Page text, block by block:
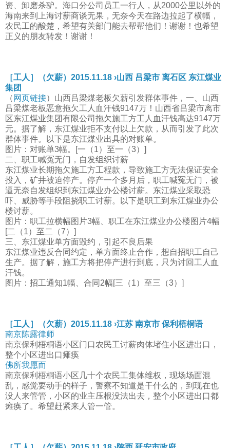
资、卸磨杀驴。海口分公司员工一行人，从2000公里以外的
海南来到上海讨薪商谈无果，无奈今天在路边拉起了横幅，
农民工的酸楚，希望有关部门能去帮帮他们！谢谢！也希望
正义的朋友转发！谢谢！
［工人］（欠薪）2015.11.18 ›山西 吕梁市 离石区 东江煤业
集团
（ 网页链接）山西吕梁煤老板欠薪引发群体事件，一、山西
吕梁煤老板恶意拖欠工人血汗钱9147万！山西省吕梁市离市
区东江煤业集团有限公司拖欠施工方工人血汗钱高达9147万
元。据了解，东江煤业拒不支付以上欠款，从而引发了此次
群体事件。以下是东江煤业出具的对账单。
图片：对账单3幅。[一（1）至一（3）]
二、职工喊冤无门，自发组织讨薪
东江煤业长期拖欠施工方工程款，导致施工方无法保证安全
投入，矿井被迫停产。停产一个多月后，职工喊冤无门，被
逼无奈自发组织到东江煤业办公楼讨薪。东江煤业采取恐
吓、威胁等手段阻挠职工讨薪。以下是职工到东江煤业办公
楼讨薪。
图片：职工拉横幅图片3幅、职工在东江煤业办公楼图片4幅
[二（1）至二（7）]
三、东江煤业单方面毁约，引起不良后果
东江煤业违反合同约定，单方面终止合作，想自招职工自己
生产。据了解，施工方将把停产进行到底，只为讨回工人血
汗钱。
图片：招工通知1幅、合同2幅[三（1）至三（3）]
［工人］（欠薪）2015.11.18 ›江苏 南京市 保利梧桐语
南京陈露律师
南京保利梧桐语小区门口农民工讨薪肉体堵住小区进出口，
整个小区进出口瘫痪
佛所我愿而
南京保利梧桐语小区几十个农民工集体维权，现场场面混
乱，感觉要动手的样子，警察不知道是干什么的，到现在也
没人来管管，小区的业主压根没法出去，整个小区进出口都
瘫痪了。希望赶紧来人管一管。